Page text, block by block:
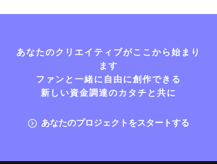
あなたのクリエイティブがここから始まり
ます
ファンと一緒に自由に創作できる
新しい資金調達のカタチと共に
あなたのプロジェクトをスタートする